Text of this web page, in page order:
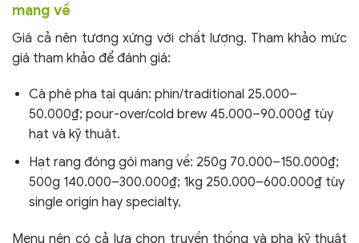
mang về
Giá cả nên tương xứng với chất lượng. Tham khảo mức
giá tham khảo để đánh giá:
Cà phê pha tại quán: phin/traditional 25.000–
50.000₫; pour-over/cold brew 45.000–90.000₫ tùy
hạt và kỹ thuật.
Hạt rang đóng gói mang về: 250g 70.000–150.000₫;
500g 140.000–300.000₫; 1kg 250.000–600.000₫ tùy
single origin hay specialty.
Menu nên có cả lựa chọn truyền thống và pha kỹ thuật